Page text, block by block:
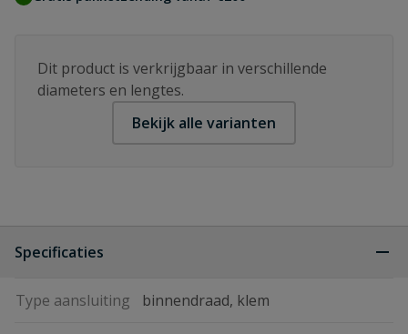
Dit product is verkrijgbaar in verschillende
diameters en lengtes.
Bekijk alle varianten
Specificaties
Type aansluiting binnendraad, klem